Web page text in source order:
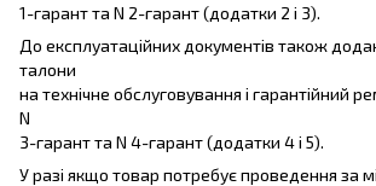
1-гарант та N 2-гарант (додатки 2 і 3).
До експлуатаційних документів також
талони
на технічне обслуговування і гарантійний
N
3-гарант та N 4-гарант (додатки 4 і 5).
У разі якщо товар потребує проведення за